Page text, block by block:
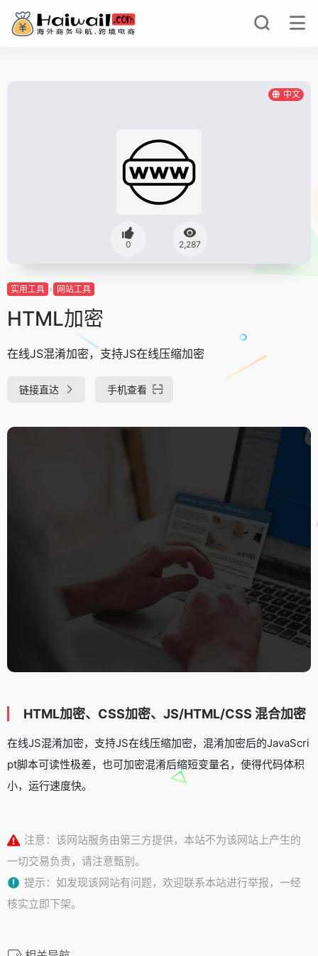
中文
0 2,287
实用工具 网站工具
HTML加密
在线JS混淆加密，支持JS在线压缩加密
链接直达 手机查看
HTML加密、CSS加密、JS/HTML/CSS 混合加密
在线JS混淆加密，支持JS在线压缩加密，混淆加密后的JavaScri
pt脚本可读性极差，也可加密混淆后缩短变量名，使得代码体积
小，运行速度快。
注意：该网站服务由第三方提供，本站不为该网站上产生的
一切交易负责，请注意甄别。
提示：如发现该网站有问题，欢迎联系本站进行举报，一经
核实立即下架。